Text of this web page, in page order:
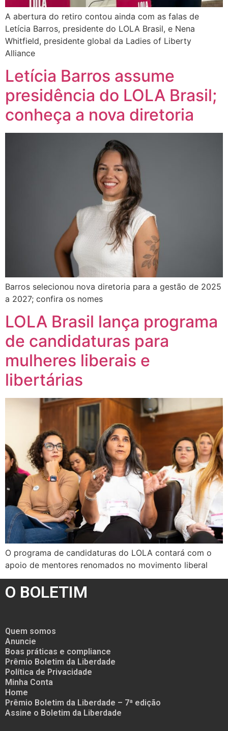
A abertura do retiro contou ainda com as falas de
Letícia Barros, presidente do LOLA Brasil, e Nena
Whitfield, presidente global da Ladies of Liberty
Alliance
Letícia Barros assume
presidência do LOLA Brasil;
conheça a nova diretoria
Barros selecionou nova diretoria para a gestão de 2025
a 2027; confira os nomes
LOLA Brasil lança programa
de candidaturas para
mulheres liberais e
libertárias
O programa de candidaturas do LOLA contará com o
apoio de mentores renomados no movimento liberal
O BOLETIM
Quem somos
Anuncie
Boas práticas e compliance
Prêmio Boletim da Liberdade
Política de Privacidade
Minha Conta
Home
Prêmio Boletim da Liberdade – 7ª edição
Assine o Boletim da Liberdade